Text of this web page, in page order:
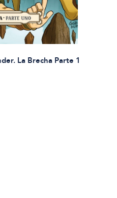
La Brecha Parte 1